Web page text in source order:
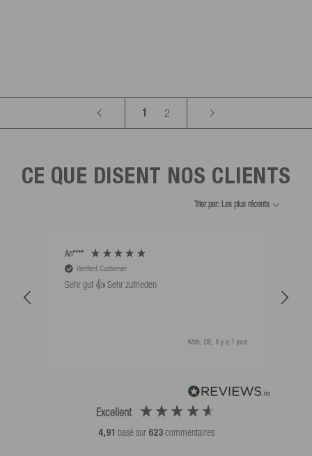
1 2
CE QUE DISENT NOS CLIENTS
Trier par: Les plus récents
Excellent
4,91 basé sur 623commentaires
An****
Verified Customer
Sehr gut 👍 Sehr zufrieden
Köln, DE, Il y a 1 jour